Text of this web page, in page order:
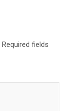
Required fields